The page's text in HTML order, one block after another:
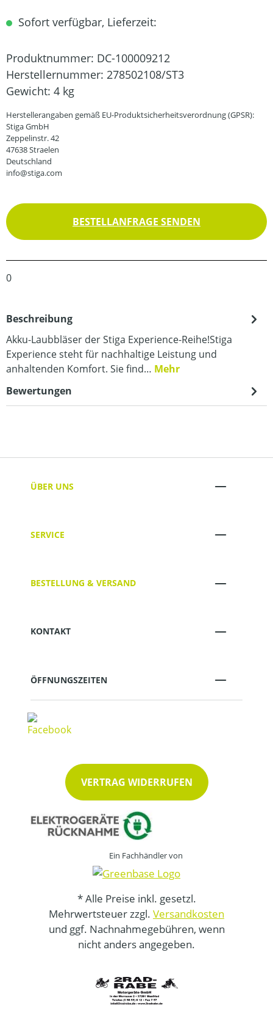
Sofort verfügbar, Lieferzeit:
Produktnummer: DC-100009212
Herstellernummer: 278502108/ST3
Gewicht: 4 kg
Herstellerangaben gemäß EU-Produktsicherheitsverordnung (GPSR):
Stiga GmbH
Zeppelinstr. 42
47638 Straelen
Deutschland
info@stiga.com
BESTELLANFRAGE SENDEN
0
Beschreibung
Akku-Laubbläser der Stiga Experience-Reihe!Stiga
Experience steht für nachhaltige Leistung und
anhaltenden Komfort. Sie find… Mehr
Bewertungen
ÜBER UNS
SERVICE
BESTELLUNG & VERSAND
KONTAKT
ÖFFNUNGSZEITEN
VERTRAG WIDERRUFEN
Ein Fachhändler von
* Alle Preise inkl. gesetzl.
Mehrwertsteuer zzgl. Versandkosten
und ggf. Nachnahmegebühren, wenn
nicht anders angegeben.